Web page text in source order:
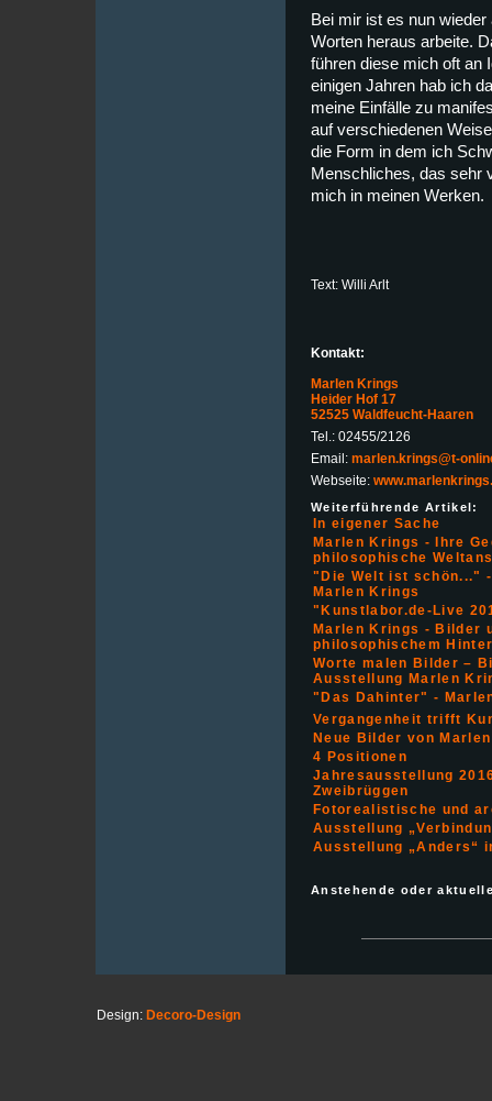
Bei mir ist es nun
Worten heraus arbeite.
führen diese mich oft an
einigen Jahren hab ich
meine Einfälle zu
auf verschiedenen
die Form in dem ich
Menschliches, das sehr
mich in meinen Werken.
Text: Willi Arlt
Kontakt:
Marlen Krings
Heider Hof 17
52525 Waldfeucht-Haaren
Tel.: 02455/2126
Email: marlen.krings@t-
Webseite:
Weiterführende Artikel:
In eigener Sache
Marlen Krings - Ihre
philosophische
"Die Welt ist schön..."
Marlen Krings
"Kunstlabor.de-Live
Marlen Krings - Bilder
philosophischem
Worte malen Bilder –
Ausstellung Marlen
"Das Dahinter" -
Vergangenheit trifft
Neue Bilder von
4 Positionen
Jahresausstellung
Zweibrüggen
Fotorealistische und
Ausstellung
Ausstellung „Anders“
Anstehende oder
Design: Decoro-Design